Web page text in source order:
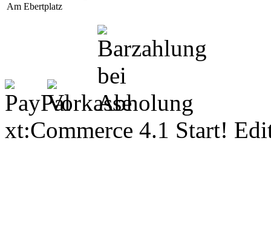
Am Ebertplatz
xt:Commerce 4.1 Start!